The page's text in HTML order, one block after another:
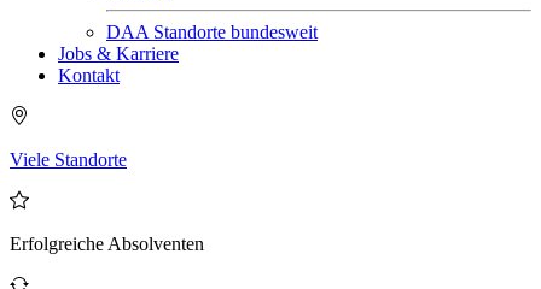
DAA Standorte bundesweit
Jobs & Karriere
Kontakt
Viele Standorte
Erfolgreiche Absolventen